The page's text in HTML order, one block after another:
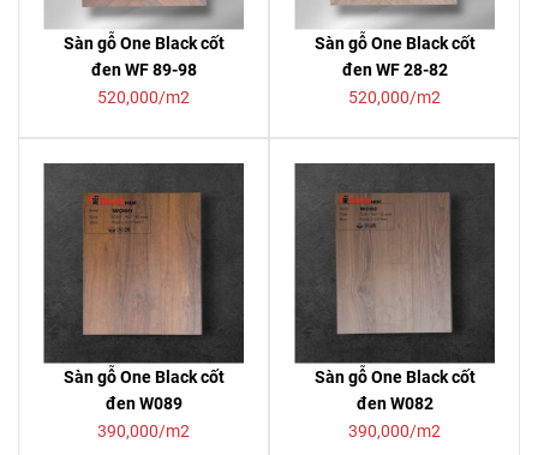
Sàn gỗ One Black cốt
đen WF 89-98
520,000/m2
Sàn gỗ One Black cốt
đen WF 28-82
520,000/m2
Sàn gỗ One Black cốt
đen W089
390,000/m2
Sàn gỗ One Black cốt
đen W082
390,000/m2